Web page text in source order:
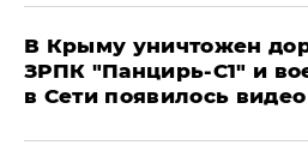
В Крыму уничтожен
ЗРПК "Панцирь-С1" и
в Сети появилось